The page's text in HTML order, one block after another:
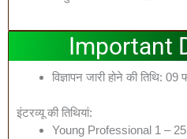
Important
विज्ञापन जारी होने की तिथि:
इंटरव्यू की तिथियां:
Young Professional 1 – 25